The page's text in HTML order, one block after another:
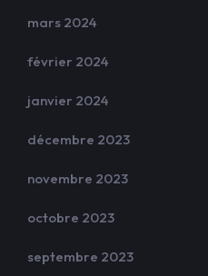
mars 2024
février 2024
janvier 2024
décembre 2023
novembre 2023
octobre 2023
septembre 2023